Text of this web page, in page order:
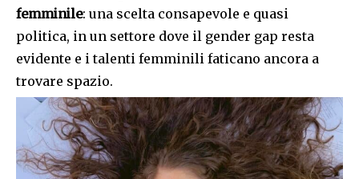
femminile: una scelta consapevole e quasi
politica, in un settore dove il gender gap resta
evidente e i talenti femminili faticano ancora a
trovare spazio.